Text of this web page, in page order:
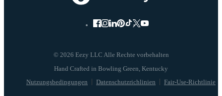
© 2026 Eezy LLC Alle Rechte vorbehalten
Nutzungsbedingungen Datenschutzrichlinien Fair-Use-Richtlinie